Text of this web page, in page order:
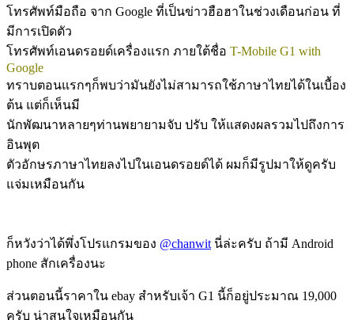
โทรศัพท์มือถือ จาก Google ที่เป็นข่าวฮือฮาในช่วงเดือนก่อน ที่
มีการเปิดตัว
โทรศัพท์เอนดรอยด์เครื่องแรก ภายใต้ชื่อ T-Mobile G1 with
Google
ทราบตอนแรกๆก็พบว่ามันยังไม่สามารถใช้ภาษาไทยได้ในเบื้อง
ต้น แต่ก็เห็นมี
นักพัฒนาหลายๆท่านพยายามจับ ปรับ ให้แสดงผลรวมไปถึงการ
อินพุต
ตัวอักษรภาษาไทยลงไปในเอนดรอยด์ได้ ผมก็มีรูปมาให้ดูครับ
แจ่มเหมือนกัน
ก็หวังว่าได้พึ่งโปรแกรมของ @chanwit นี่ล่ะครับ ถ้ามี Android
phone สักเครื่องนะ
ส่วนตอนนี้ราคาใน ebay สำหรับเจ้า G1 นี้ก็อยู่ประมาณ 19,000
ครับ น่าสนใจเหมือนกัน